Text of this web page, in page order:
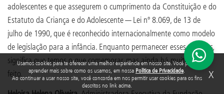
Usamos cookies para te oferecer uma melhor experiência em nosso site. Você pode
aprender mais sobre como os usamos, em nossa Política de Privacidade.
Ao continuar a usar nosso site, você concorda em nos permitir usar cookies para os fins
descritos no link acima.
X
adolescentes e que assegurem o cumprimento da Constituição e do
Estatuto da Criança e do Adolescente — Lei nº 8.069, de 13 de
julho de 1990, que é reconhecido internacionalmente como modelo
de legislação para a infância. Enquanto permanecer esses desafios,
significa que temos o que comemorar, mas ainda há muito a ser
feito.